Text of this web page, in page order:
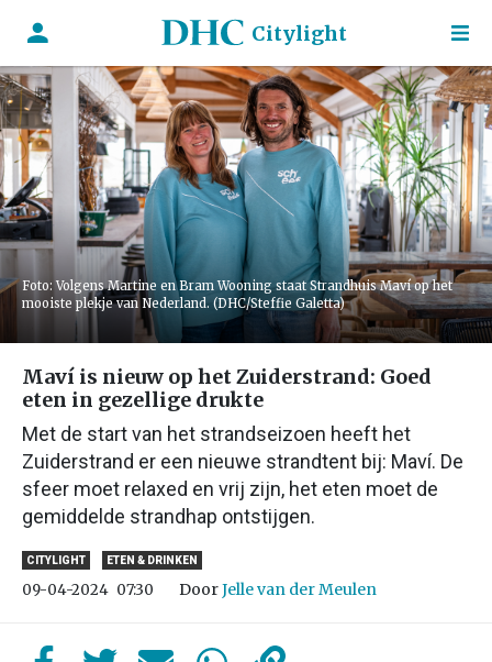
Citylight
Foto: Volgens Martine en Bram Wooning staat Strandhuis Maví op het
mooiste plekje van Nederland. (DHC/Steffie Galetta)
Maví is nieuw op het Zuiderstrand: Goed
eten in gezellige drukte
Met de start van het strandseizoen heeft het
Zuiderstrand er een nieuwe strandtent bij: Maví. De
sfeer moet relaxed en vrij zijn, het eten moet de
gemiddelde strandhap ontstijgen.
CITYLIGHT ETEN & DRINKEN
09-04-2024 07:30 DoorJelle van der Meulen